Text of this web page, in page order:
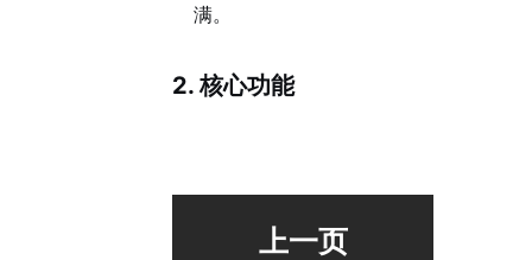
满。
2. 核心功能
上一页